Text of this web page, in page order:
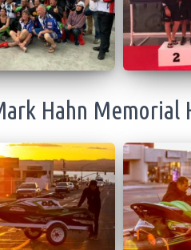
Hahn Memorial